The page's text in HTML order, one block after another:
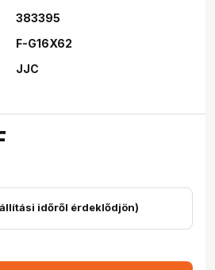
383395
F-G16X62
JJC
időről érdeklődjön)